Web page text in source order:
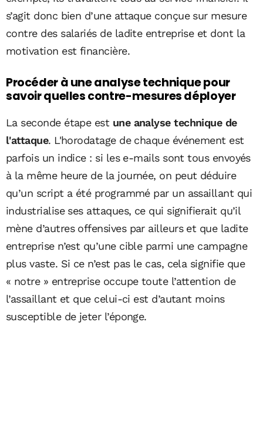
s’agit donc bien d’une attaque conçue sur mesure
contre des salariés de ladite entreprise et dont la
motivation est financière.
Procéder à une analyse technique pour
savoir quelles contre-mesures déployer
La seconde étape est une analyse technique de
l'attaque. L'horodatage de chaque événement est
parfois un indice : si les e-mails sont tous envoyés
à la même heure de la journée, on peut déduire
qu’un script a été programmé par un assaillant qui
industrialise ses attaques, ce qui signifierait qu’il
mène d’autres offensives par ailleurs et que ladite
entreprise n’est qu’une cible parmi une campagne
plus vaste. Si ce n’est pas le cas, cela signifie que
« notre » entreprise occupe toute l’attention de
l’assaillant et que celui-ci est d’autant moins
susceptible de jeter l’éponge.